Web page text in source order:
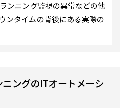
ンニング監視の異常などの他
ンタイムの背後にある実際の
ングのITオートメーシ